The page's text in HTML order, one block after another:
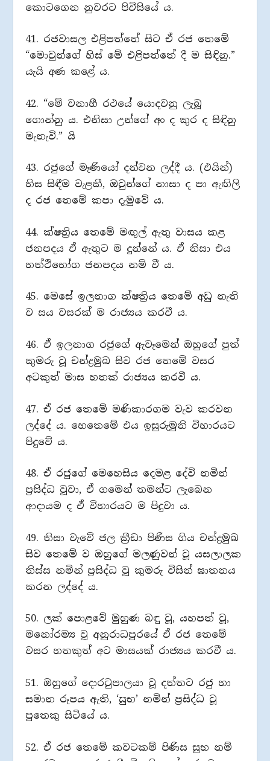
කොටගෙන නුවරට පිවිසියේ ය.
41. රජවාසල එළිපත්තේ සිට ඒ රජ තෙමේ
“මොවුන්ගේ හිස් මේ එළිපත්තේ දී ම සිඳිනු.”
යැයි අණ කළේ ය.
42. “මේ වනාහී රථයේ යොදවනු ලැබූ
ගොන්නු ය. එනිසා උන්ගේ අං ද කුර ද සිඳිනු
මැනැවි.” යි
43. රජුගේ මෑණියෝ දන්වන ලද්දී ය. (එයින්)
හිස සිඳීම වැළකී, ඔවුන්ගේ නාසා ද පා ඇඟිලි
ද රජ තෙමේ කපා දැමුවේ ය.
44. ක්ෂත්‍රිය තෙමේ මඟුල් ඇතු වාසය කළ
ජනපදය ඒ ඇතුට ම දුන්නේ ය. ඒ නිසා එය
හත්ථිභෝග ජනපදය නම් වී ය.
45. මෙසේ ඉලනාග ක්ෂත්‍රිය තෙමේ අඩු නැති
ව සය වසරක් ම රාජ්‍යය කරවී ය.
46. ඒ ඉලනාග රජුගේ ඇවෑමෙන් ඔහුගේ පුත්
කුමරු වූ චන්ද්‍රමුඛ සිව රජ තෙමේ වසර
අටකුත් මාස හතක් රාජ්‍යය කරවී ය.
47. ඒ රජ තෙමේ මණිකාරගම වැව කරවන
ලද්දේ ය. හෙතෙමේ එය ඉසුරුමුනි විහාරයට
පිදුවේ ය.
48. ඒ රජුගේ මෙහෙසිය දෙමළ දේවි නමින්
ප්‍රසිද්ධ වූවා, ඒ ගමෙන් තමන්ට ලැබෙන
ආදායම ද ඒ විහාරයට ම පිදුවා ය.
49. තිසා වැවේ ජල ක්‍රීඩා පිණිස ගිය චන්ද්‍රමුඛ
සිව තෙමේ ව ඔහුගේ මලණුවන් වූ යසලාලක
තිස්ස නමින් ප්‍රසිද්ධ වූ කුමරු විසින් ඝාතනය
කරන ලද්දේ ය.
50. ලක් පොළවේ මුහුණ බඳු වූ, යහපත් වූ,
මනෝරම්‍ය වූ අනුරාධපුරයේ ඒ රජ තෙමේ
වසර හතකුත් අට මාසයක් රාජ්‍යය කරවී ය.
51. ඔහුගේ දොරටුපාලයා වූ දත්තට රජු හා
සමාන රූපය ඇති, ‘සුභ’ නමින් ප්‍රසිද්ධ වූ
පුතෙකු සිටියේ ය.
52. ඒ රජ තෙමේ කවටකම් පිණිස සුභ නම්